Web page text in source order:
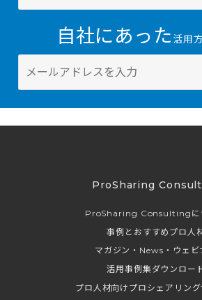
自社にあった 活用
ProSharing
ProSharing Consultingに
事例とおすすめプロ人
マガジン・News・ウェビ
活用事例集ダウンロー
プロ人材向けプロシェアリング